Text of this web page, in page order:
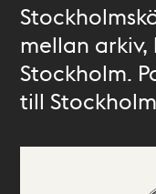
mellan
Stockholm.
till